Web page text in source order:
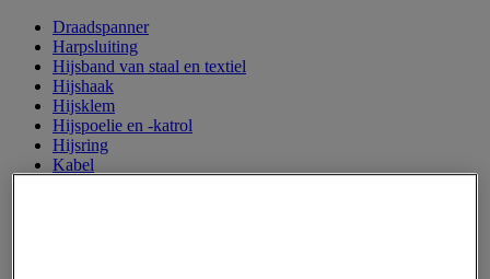
Draadspanner
Harpsluiting
Hijsband van staal en textiel
Hijshaak
Hijsklem
Hijspoelie en -katrol
Hijsring
Kabel